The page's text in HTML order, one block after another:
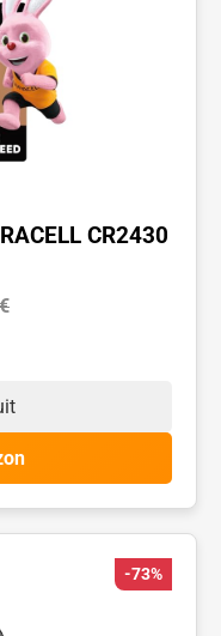
CR2430
-73%